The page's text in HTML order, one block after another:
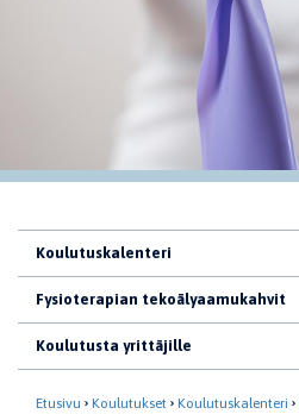
Koulutuskalenteri
Fysioterapian tekoälyaamukahvit
Koulutusta yrittäjille
Etusivu Koulutukset Koulutuskalenteri